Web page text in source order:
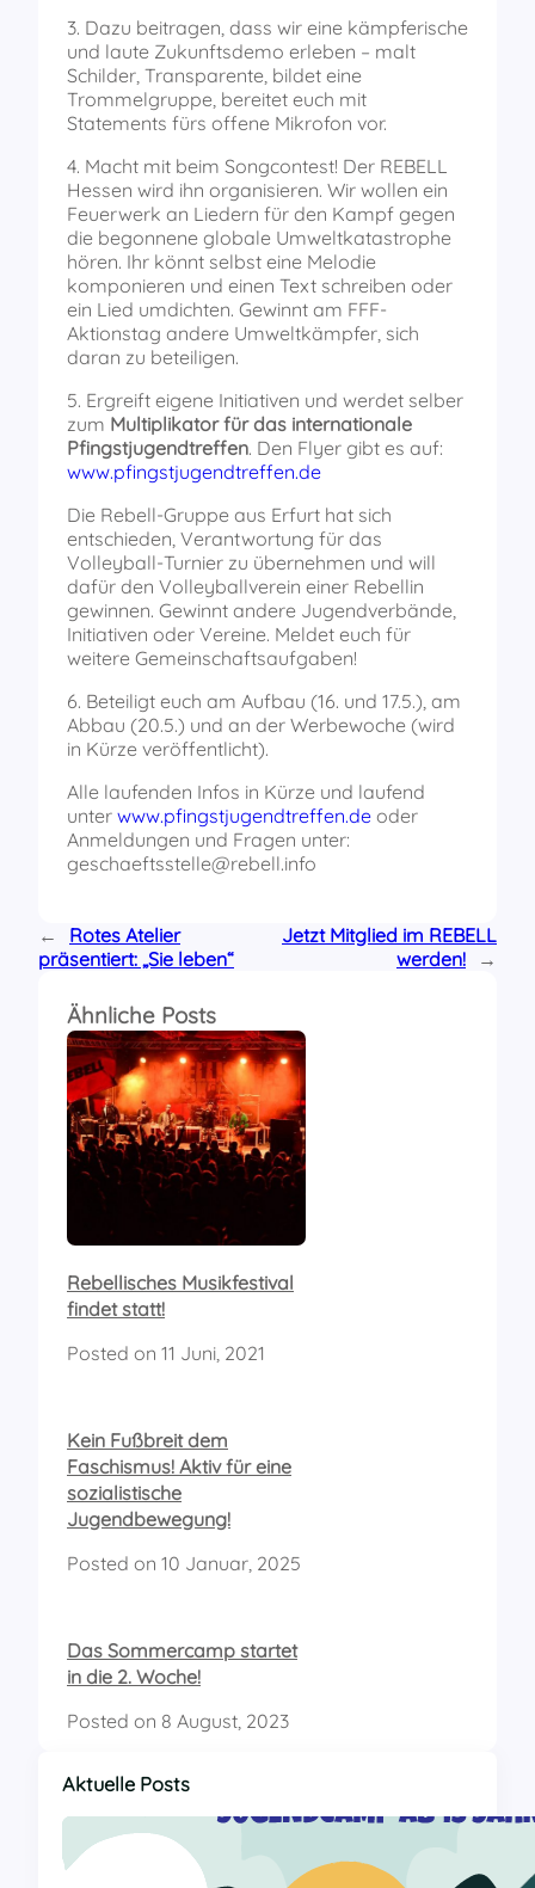
3. Dazu beitragen, dass wir eine kämpferische
und laute Zukunftsdemo erleben – malt
Schilder, Transparente, bildet eine
Trommelgruppe, bereitet euch mit
Statements fürs offene Mikrofon vor.
4. Macht mit beim Songcontest! Der REBELL
Hessen wird ihn organisieren. Wir wollen ein
Feuerwerk an Liedern für den Kampf gegen
die begonnene globale Umweltkatastrophe
hören. Ihr könnt selbst eine Melodie
komponieren und einen Text schreiben oder
ein Lied umdichten. Gewinnt am FFF-
Aktionstag andere Umweltkämpfer, sich
daran zu beteiligen.
5. Ergreift eigene Initiativen und werdet selber
zum Multiplikator für das internationale
Pfingstjugendtreffen. Den Flyer gibt es auf:
www.pfingstjugendtreffen.de
Die Rebell-Gruppe aus Erfurt hat sich
entschieden, Verantwortung für das
Volleyball-Turnier zu übernehmen und will
dafür den Volleyballverein einer Rebellin
gewinnen. Gewinnt andere Jugendverbände,
Initiativen oder Vereine. Meldet euch für
weitere Gemeinschaftsaufgaben!
6. Beteiligt euch am Aufbau (16. und 17.5.), am
Abbau (20.5.) und an der Werbewoche (wird
in Kürze veröffentlicht).
Alle laufenden Infos in Kürze und laufend
unter www.pfingstjugendtreffen.de oder
Anmeldungen und Fragen unter:
geschaeftsstelle@rebell.info
←
Rotes Atelier
präsentiert: „Sie leben“
Jetzt Mitglied im REBELL
werden!
→
Ähnliche Posts
Rebellisches Musikfestival
findet statt!
Posted on 11 Juni, 2021
Kein Fußbreit dem
Faschismus! Aktiv für eine
sozialistische
Jugendbewegung!
Posted on 10 Januar, 2025
Das Sommercamp startet
in die 2. Woche!
Posted on 8 August, 2023
Aktuelle Posts